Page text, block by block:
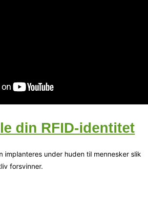
din RFID-identitet
implanteres under huden til mennesker slik
forsvinner.